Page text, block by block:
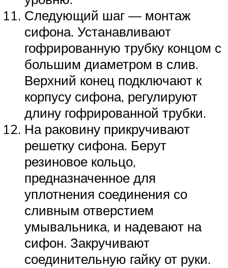
Следующий шаг — монтаж
сифона. Устанавливают
гофрированную трубку концом с
большим диаметром в слив.
Верхний конец подключают к
корпусу сифона, регулируют
длину гофрированной трубки.
На раковину прикручивают
решетку сифона. Берут
резиновое кольцо,
предназначенное для
уплотнения соединения со
сливным отверстием
умывальника, и надевают на
сифон. Закручивают
соединительную гайку от руки.